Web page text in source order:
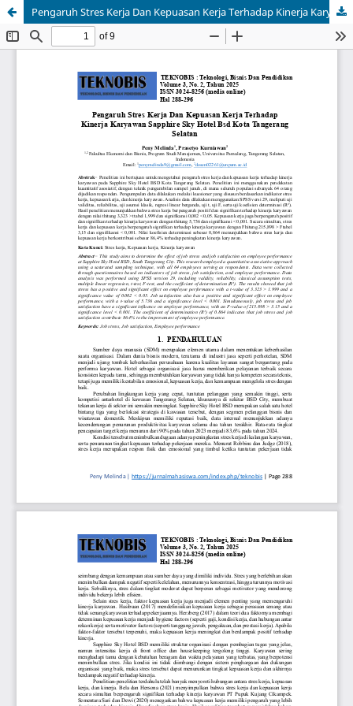
Pengaruh Stres Kerja Dan Kepuasan Kerja Terhadap Kinerja Karyawan Sapphire Sky Hotel Bsd Kota Tangerang Selatan